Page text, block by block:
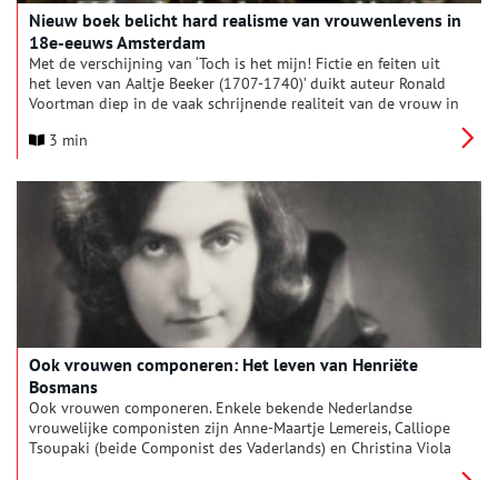
Nieuw boek belicht hard realisme van vrouwenlevens in
18e-eeuws Amsterdam
Met de verschijning van ‘Toch is het mijn! Fictie en feiten uit
het leven van Aaltje Beeker (1707-1740)’ duikt auteur Ronald
Voortman diep in de vaak schrijnende realiteit van de vrouw in
eigen beheer en onderdeel van de “Fictie & Feiten” serie, biedt
grondig onderbouwde feiten uit archiefbronnen. Het richt zich
op zowel liefhebbers van historische romans als
geïnteresseerden in de ware geschiedenis van het dagelijks
leven.
3 min
Ook vrouwen componeren: Het leven van Henriëte
Bosmans
Ook vrouwen componeren. Enkele bekende Nederlandse
vrouwelijke componisten zijn Anne-Maartje Lemereis, Calliope
Tsoupaki (beide Componist des Vaderlands) en Christina Viola